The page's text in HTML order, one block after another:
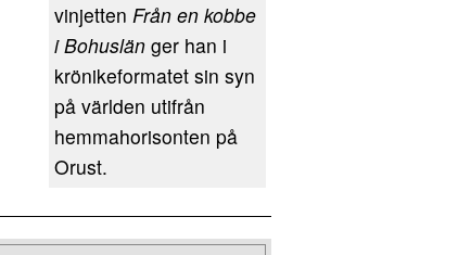
vinjetten Från en kobbe
i Bohuslän ger han i
krönikeformatet sin syn
på världen utifrån
hemmahorisonten på
Orust.